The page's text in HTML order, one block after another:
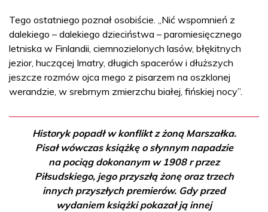
Tego ostatniego poznał osobiście. „Nić wspomnień z
dalekiego – dalekiego dzieciństwa – paromiesięcznego
letniska w Finlandii, ciemnozielonych lasów, błękitnych
jezior, huczącej Imatry, długich spacerów i dłuższych
jeszcze rozmów ojca mego z pisarzem na oszklonej
werandzie, w srebrnym zmierzchu białej, fińskiej nocy”.
Historyk popadł w konflikt z żoną Marszałka.
Pisał wówczas książkę o słynnym napadzie
na pociąg dokonanym w 1908 r przez
Piłsudskiego, jego przyszłą żonę oraz trzech
innych przyszłych premierów. Gdy przed
wydaniem książki pokazał ją innej